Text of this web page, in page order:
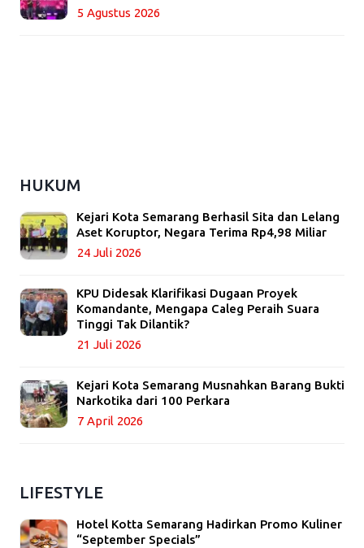
5 Agustus 2026
HUKUM
Kejari Kota Semarang Berhasil Sita dan Lelang
Aset Koruptor, Negara Terima Rp4,98 Miliar
24 Juli 2026
KPU Didesak Klarifikasi Dugaan Proyek
Komandante, Mengapa Caleg Peraih Suara
Tinggi Tak Dilantik?
21 Juli 2026
Kejari Kota Semarang Musnahkan Barang Bukti
Narkotika dari 100 Perkara
7 April 2026
LIFESTYLE
Hotel Kotta Semarang Hadirkan Promo Kuliner
“September Specials”